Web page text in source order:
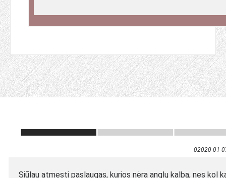
02020-01-
Siūlau atmesti paslaugas, kurios nėra anglų kalba, nes kol